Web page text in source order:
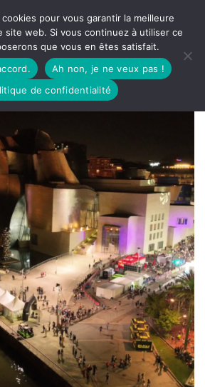
pour vous garantir la meilleure
site web. Si vous continuez à utiliser ce
que vous en êtes satisfait.
Ah non, je ne veux pas !
de confidentialité